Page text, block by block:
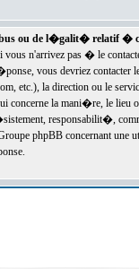
ou de l�galit� relatif �
vous n'arrivez pas � le
vous devriez
etc.), la direction ou le
concerne la mani�re, le
responsabilit�,
phpBB concernant une